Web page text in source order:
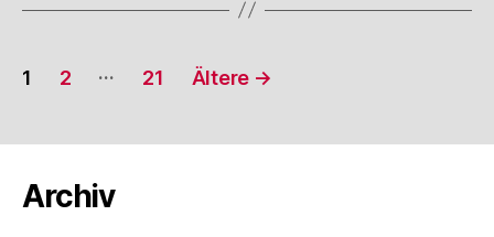
Seitennummerierung
Beiträge
1 2 … 21 Ältere →
Archiv